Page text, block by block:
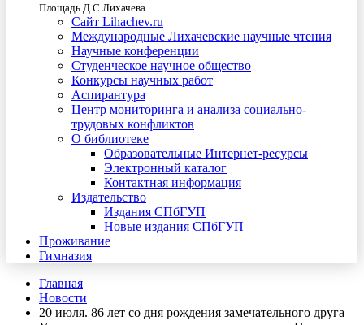
Площадь Д.С.Лихачева
Сайт Lihachev.ru
Международные Лихачевские научные чтения
Научные конференции
Студенческое научное общество
Конкурсы научных работ
Аспирантура
Центр мониторинга и анализа социально-
трудовых конфликтов
О библиотеке
Образовательные Интернет-ресурсы
Электронный каталог
Контактная информация
Издательство
Издания СПбГУП
Новые издания СПбГУП
Проживание
Гимназия
Главная
Новости
20 июля. 86 лет со дня рождения замечательного друга